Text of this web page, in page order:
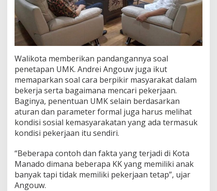
Walikota memberikan pandangannya soal
penetapan UMK. Andrei Angouw juga ikut
memaparkan soal cara berpikir masyarakat dalam
bekerja serta bagaimana mencari pekerjaan.
Baginya, penentuan UMK selain berdasarkan
aturan dan parameter formal juga harus melihat
kondisi sosial kemasyarakatan yang ada termasuk
kondisi pekerjaan itu sendiri.
“Beberapa contoh dan fakta yang terjadi di Kota
Manado dimana beberapa KK yang memiliki anak
banyak tapi tidak memiliki pekerjaan tetap”, ujar
Angouw.